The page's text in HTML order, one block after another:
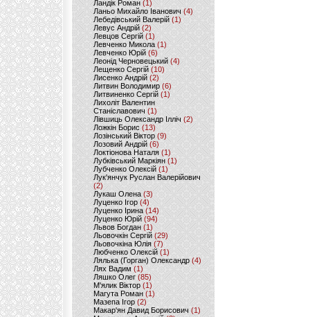
Ландік Роман (1)
Ланьо Михайло Іванович(4)
Лебедівський Валерій(1)
Левус Андрій(2)
Левцов Сергій (1)
Левченко Микола (1)
Левченко Юрій (6)
Леонід Черновецький (4)
Лещенко Сергій (10)
Лисенко Андрій (2)
Литвин Володимир (6)
Литвиненко Сергій (1)
Лихоліт Валентин
Станіславович (1)
Лівшиць Олександр Ілліч (2)
Ложкін Борис(13)
Лозінський Віктор(9)
Лозовий Андрій (6)
Локтіонова Наталя (1)
Лубківський Маркіян(1)
Лубченко Олексій (1)
Лук'янчук Руслан Валерійович
(2)
Лукаш Олена (3)
Луценко Ігор (4)
Луценко Ірина (14)
Луценко Юрій (94)
Львов Богдан (1)
Льовочкін Сергій (29)
Льовочкіна Юлія(7)
Любченко Олексій(1)
Лялька (Горган) Олександр(4)
Лях Вадим (1)
Ляшко Олег (85)
М'ялик Віктор(1)
Магута Роман(1)
Мазепа Ігор (2)
Макар'ян Давид Борисович(1)